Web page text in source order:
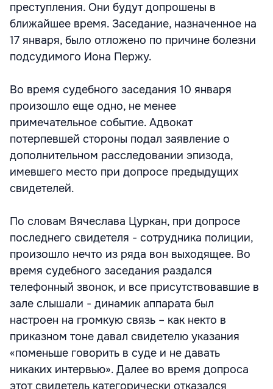
преступления. Они будут допрошены в
ближайшее время. Заседание, назначенное на
17 января, было отложено по причине болезни
подсудимого Иона Пержу.
Во время судебного заседания 10 января
произошло еще одно, не менее
примечательное событие. Адвокат
потерпевшей стороны подал заявление о
дополнительном расследовании эпизода,
имевшего место при допросе предыдущих
свидетелей.
По словам Вячеслава Цуркан, при допросе
последнего свидетеля - сотрудника полиции,
произошло нечто из ряда вон выходящее. Во
время судебного заседания раздался
телефонный звонок, и все присутствовавшие в
зале слышали - динамик аппарата был
настроен на громкую связь – как некто в
приказном тоне давал свидетелю указания
«поменьше говорить в суде и не давать
никаких интервью». Далее во время допроса
этот свидетель категорически отказался